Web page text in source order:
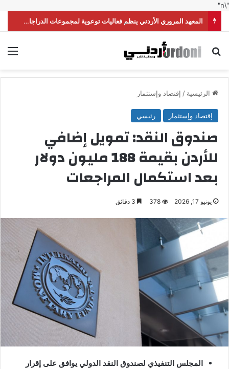
"\n"
المعهد المروري الأردني ينظم فعاليات توعوية لمجموعات الدراجات النارية
بحث عن
الرئيسية / إقتصاد وإستثمار
إقتصاد وإستثمار رئيسي
صندوق النقد: تمويل إضافي
للأردن بقيمة 188 مليون دولار
بعد استكمال المراجعات
يونيو 17, 2026 378
المجلس التنفيذي لصندوق النقد الدولي يوافق على إقرار